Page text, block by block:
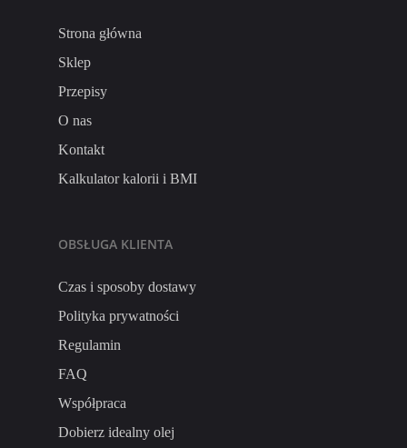
Strona główna
Sklep
Przepisy
O nas
Kontakt
Kalkulator kalorii i BMI
OBSŁUGA KLIENTA
Czas i sposoby dostawy
Polityka prywatności
Regulamin
FAQ
Współpraca
Dobierz idealny olej